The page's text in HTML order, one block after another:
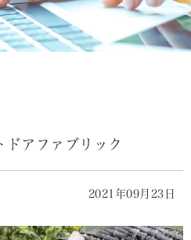
ドアファブリック
2021年09月23日